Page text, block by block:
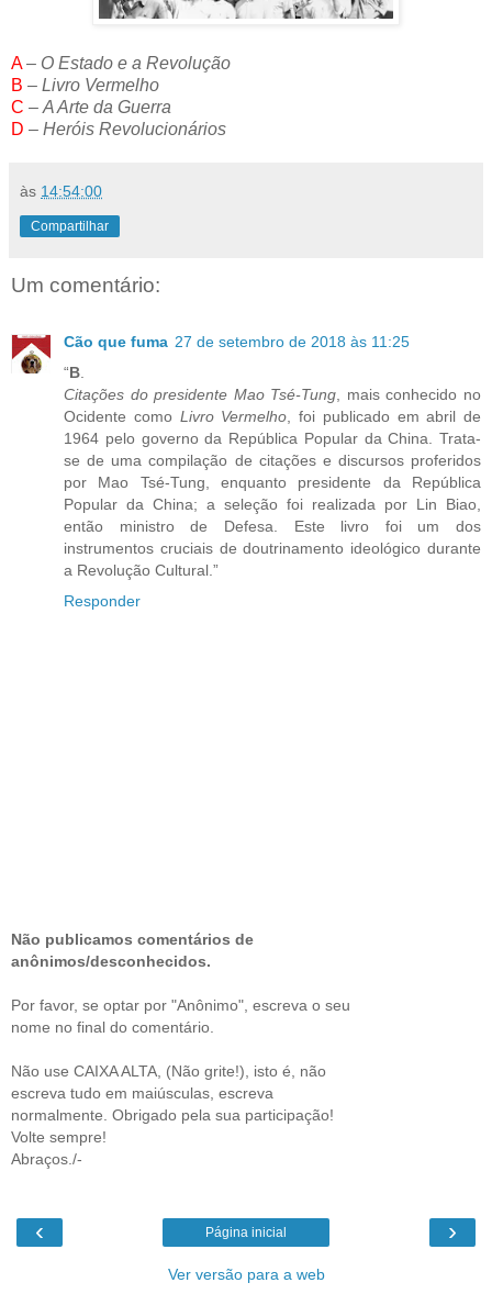
A– O Estado e a Revolução
B – Livro Vermelho
C – A Arte da Guerra
D – Heróis Revolucionários
às 14:54:00
Compartilhar
Um comentário:
Cão que fuma 27 de setembro de 2018 às 11:25
“B.
Citações do presidente Mao Tsé-Tung, mais conhecido no
Ocidente como Livro Vermelho, foi publicado em abril de
1964 pelo governo da República Popular da China. Trata-
se de uma compilação de citações e discursos proferidos
por Mao Tsé-Tung, enquanto presidente da República
Popular da China; a seleção foi realizada por Lin Biao,
então ministro de Defesa. Este livro foi um dos
instrumentos cruciais de doutrinamento ideológico durante
a Revolução Cultural.”
Responder
Não publicamos comentários de
anônimos/desconhecidos.
Por favor, se optar por "Anônimo", escreva o seu
nome no final do comentário.
Não use CAIXA ALTA, (Não grite!), isto é, não
escreva tudo em maiúsculas, escreva
normalmente. Obrigado pela sua participação!
Volte sempre!
Abraços./-
‹ ›
Página inicial
Ver versão para a web